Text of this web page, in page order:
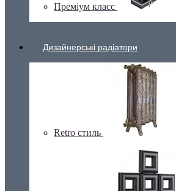
Преміум класс
Дизайнерські радіатори
Retro стиль